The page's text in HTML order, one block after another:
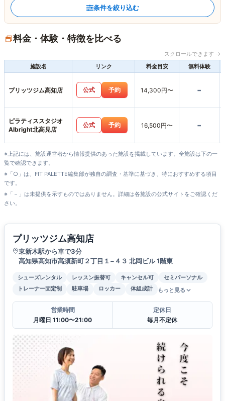
条件を絞り込む
料金・体験・特徴を比べる
スクロールできます →
施設名
リンク 料金目安 無料体験
プリッツジム高知店 公式 予約 14,300円〜 -
ピラティススタジオ
Albright北高見店
公式 予約 16,500円〜 -
※上記には、施設運営者から情報提供のあった施設を掲載しています。全施設は下の一
覧で確認できます。
※「○」は、FIT PALETTE編集部が独自の調査・基準に基づき、特におすすめする項目
です。
※「－」は未提供を示すものではありません。詳細は各施設の公式サイトをご確認くだ
さい。
プリッツジム高知店
東新木駅から車で3分
高知県高知市高須新町２丁目１−４３ 北岡ビル 1階東
シューズレンタル レッスン振替可 キャンセル可
セミパーソナル
トレーナー固定制
駐車場 ロッカー 体組成計 もっと見る
営業時間
月曜日 11:00〜21:00
定休日
毎月不定休